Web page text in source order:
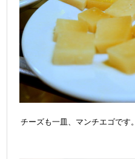
チーズも一皿、マンチエゴです。